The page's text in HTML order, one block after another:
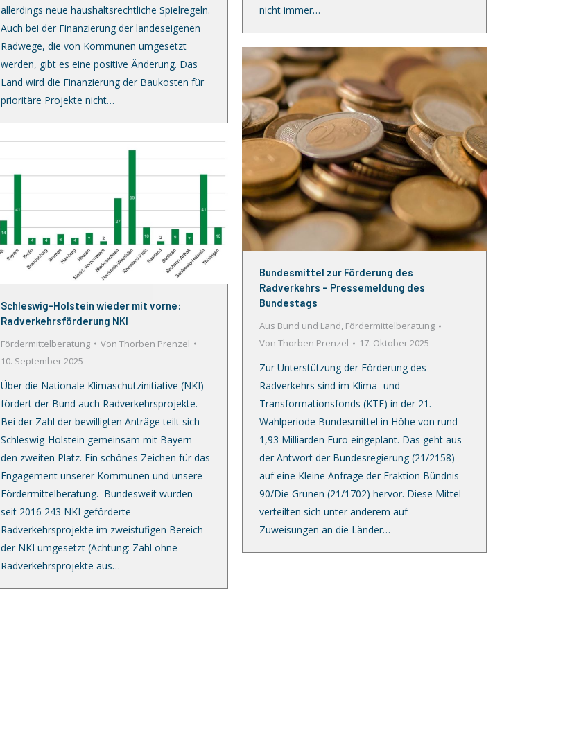
nicht immer…
allerdings neue haushaltsrechtliche Spielregeln.
Auch bei der Finanzierung der landeseigenen
Radwege, die von Kommunen umgesetzt
werden, gibt es eine positive Änderung. Das
Land wird die Finanzierung der Baukosten für
prioritäre Projekte nicht…
Bundesmittel zur Förderung des
Radverkehrs – Pressemeldung des
Bundestags
Aus Bund und Land, Fördermittelberatung
Von Thorben Prenzel 17. Oktober 2025
Zur Unterstützung der Förderung des
Radverkehrs sind im Klima- und
Transformationsfonds (KTF) in der 21.
Wahlperiode Bundesmittel in Höhe von rund
1,93 Milliarden Euro eingeplant. Das geht aus
der Antwort der Bundesregierung (21/2158)
auf eine Kleine Anfrage der Fraktion Bündnis
90/Die Grünen (21/1702) hervor. Diese Mittel
verteilten sich unter anderem auf
Zuweisungen an die Länder…
Schleswig-Holstein wieder mit vorne:
Radverkehrsförderung NKI
Fördermittelberatung
Von Thorben Prenzel
10. September 2025
Über die Nationale Klimaschutzinitiative (NKI)
fördert der Bund auch Radverkehrsprojekte.
Bei der Zahl der bewilligten Anträge teilt sich
Schleswig-Holstein gemeinsam mit Bayern
den zweiten Platz. Ein schönes Zeichen für das
Engagement unserer Kommunen und unsere
Fördermittelberatung. Bundesweit wurden
seit 2016 243 NKI geförderte
Radverkehrsprojekte im zweistufigen Bereich
der NKI umgesetzt (Achtung: Zahl ohne
Radverkehrsprojekte aus…